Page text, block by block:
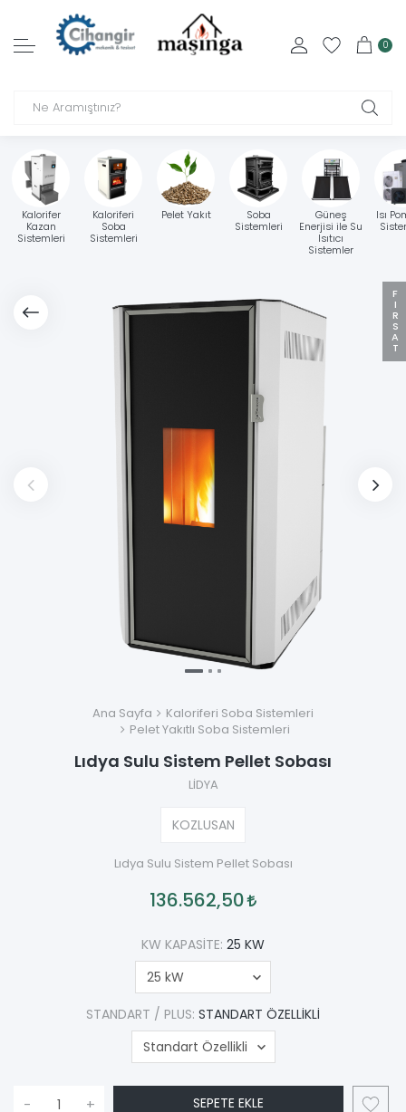
0
Kalorifer
Kazan
Sistemleri
Kaloriferi
Soba
Sistemleri
Pelet Yakıt
Soba
Sistemleri
Güneş
Enerjisi ile Su
Isıtıcı
Sistemler
Isı
FIRSAT
Ana Sayfa
Kaloriferi Soba Sistemleri
Pelet Yakıtlı Soba Sistemleri
Lıdya Sulu Sistem Pellet Sobası
LİDYA
KOZLUSAN
Lıdya Sulu Sistem Pellet Sobası
136.562,50
KW KAPASITE: 25 KW
STANDART / PLUS: STANDART ÖZELLIKLI
- + SEPETE EKLE